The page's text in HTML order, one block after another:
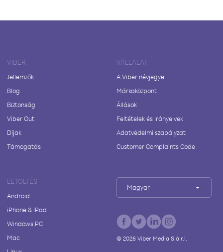
VIBER
Jellemzők
Blog
Biztonság
Viber Out
Díjak
Támogatás
VÁLLALAT
A Viber névjegye
Márkaközpont
Állások
Feltételek és irányelvek
Adatvédelmi szabályzat
Customer Complaints Code
LETÖLTÉS
Android
iPhone & iPad
Windows PC
Mac
Magyar
© 2026Viber Media S.à r.l.